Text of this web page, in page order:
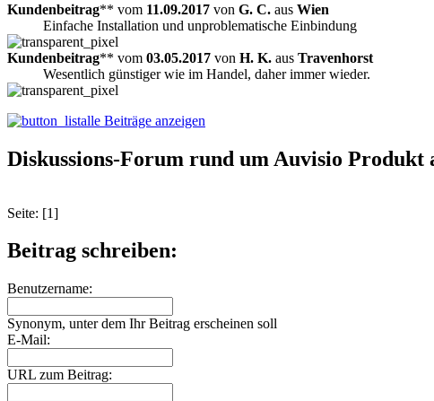
Kundenbeitrag** vom 11.09.2017 von G. C. aus Wien
Einfache Installation und unproblematische Einbindung
Kundenbeitrag** vom 03.05.2017 von H. K. aus Travenhorst
Wesentlich günstiger wie im Handel, daher immer wieder.
alle Beiträge anzeigen
Diskussions-Forum rund um Auvisio Produkt
Seite: [1]
Beitrag schreiben:
Benutzername:
Synonym, unter dem Ihr Beitrag erscheinen soll
E-Mail:
URL zum Beitrag: